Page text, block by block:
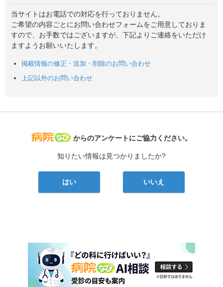
当サイトはお電話での対応を行っておりません。
ご希望の内容ごとにお問い合わせフォームをご用意しておりま
すので、お手数ではございますが、下記よりご連絡をいただけ
ますようお願いいたします。
掲載情報の修正・追加・削除のお問い合わせ
上記以外のお問い合わせ
病院なび
からのアンケートにご協力ください。
知りたい情報は見つかりましたか?
はい いいえ